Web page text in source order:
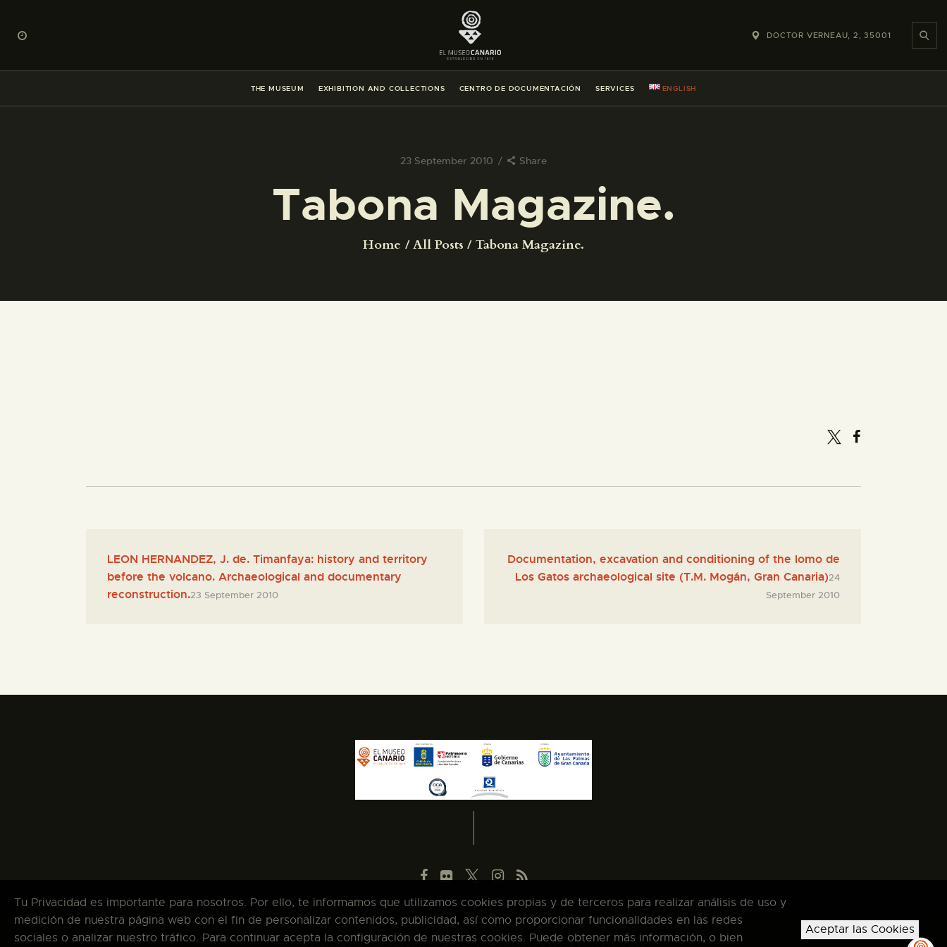
DOCTOR VERNEAU, 2, 35001
THE MUSEUM EXHIBITION AND COLLECTIONS CENTRO DE DOCUMENTACIÓN SERVICES ENGLISH
23 September 2010 Share
Tabona Magazine.
Home All Posts Tabona Magazine.
EXHIBITION AND COLLECTIONS
CENTRO DE DOCUMENTACIÓN
ENGLISH
THE MUSEUM
LEON HERNANDEZ, J. de. Timanfaya: history and territory
before the volcano. Archaeological and documentary
reconstruction.23 September 2010
Documentation, excavation and conditioning of the lomo de
Los Gatos archaeological site (T.M. Mogán, Gran Canaria)24
September 2010
Tu Privacidad es importante para nosotros. Por ello, te informamos que utilizamos cookies propias y de terceros para realizar análisis de uso y
medición de nuestra página web con el fin de personalizar contenidos, publicidad, así como proporcionar funcionalidades en las redes
sociales o analizar nuestro tráfico. Para continuar acepta la configuración de nuestras cookies. Puede obtener más información, o bien
Aceptar las Cookies